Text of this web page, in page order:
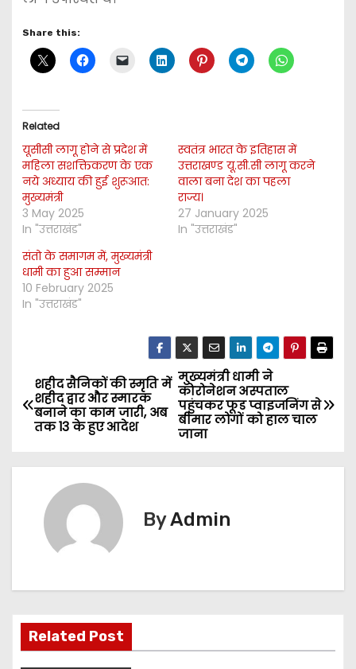
Share this:
Related
यूसीसी लागू होने से प्रदेश में
महिला सशक्तिकरण के एक
नये अध्याय की हुई शुरूआत:
मुख्यमंत्री
3 May 2025
In "उत्तराखंड"
स्वतंत्र भारत के इतिहास में
उत्तराखण्ड यू.सी.सी लागू करने
वाला बना देश का पहला
राज्य।
27 January 2025
In "उत्तराखंड"
संतो के समागम में, मुख्यमंत्री
धामी का हुआ सम्मान
10 February 2025
In "उत्तराखंड"
P
o
v
i
g
मुख्यमंत्री धामी ने
कोरोनेशन अस्पताल
पहुंचकर फूड प्वाइजनिंग से
बीमार लोगों को हाल चाल
जाना
शहीद सैनिकों की स्मृति में
शहीद द्वार और स्मारक
बनाने का काम जारी, अब
तक 13 के हुए आदेश
ByAdmin
Related Post